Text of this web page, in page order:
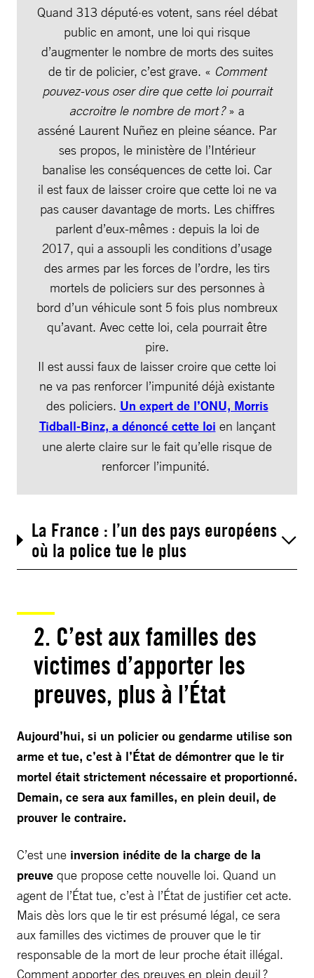
Quand 313 député·es votent, sans réel débat
public en amont, une loi qui risque
d’augmenter le nombre de morts des suites
de tir de policier, c’est grave. « Comment
pouvez-vous oser dire que cette loi pourrait
accroitre le nombre de mort ?» a
asséné Laurent Nuñez en pleine séance. Par
ses propos, le ministère de l’Intérieur
banalise les conséquences de cette loi. Car
il est faux de laisser croire que cette loi ne va
pas causer davantage de morts. Les chiffres
parlent d’eux-mêmes : depuis la loi de
2017, qui a assoupli les conditions d’usage
des armes par les forces de l’ordre, les tirs
mortels de policiers sur des personnes à
bord d’un véhicule sont 5 fois plus nombreux
qu’avant. Avec cette loi, cela pourrait être
pire.
Il est aussi faux de laisser croire que cette loi
ne va pas renforcer l’impunité déjà existante
des policiers. Un expert de l’ONU, Morris
Tidball-Binz, a dénoncé cette loi en lançant
une alerte claire sur le fait qu’elle risque de
renforcer l’impunité.
La France : l’un des pays européens
où la police tue le plus
2. C’est aux familles des
victimes d’apporter les
preuves, plus à l’État
Aujourd’hui, si un policier ou gendarme utilise son
arme et tue, c’est à l’État de démontrer que le tir
mortel était strictement nécessaire et proportionné.
Demain, ce sera aux familles, en plein deuil, de
prouver le contraire.
C’est une inversion inédite de la charge de la
preuve que propose cette nouvelle loi. Quand un
agent de l’État tue, c’est à l’État de justifier cet acte.
Mais dès lors que le tir est présumé légal, ce sera
aux familles des victimes de prouver que le tir
responsable de la mort de leur proche était illégal.
Comment apporter des preuves en plein deuil ?